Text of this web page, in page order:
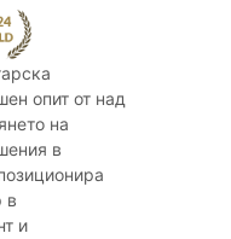
опит от над
на
в
в
и